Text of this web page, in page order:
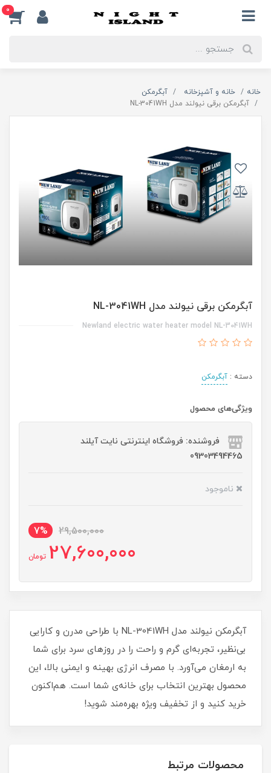
0
خانه خانه و آشپزخانه
آبگرمکن
آبگرمکن برقی نیولند مدل NL-3041WH
آبگرمکن برقی نیولند مدل NL-3041WH
Newland electric water heater model NL-3041WH
دسته : آبگرمکن
ویژگی‌های محصول
فروشنده: فروشگاه اینترنتی نایت آیلند
09303494465
ناموجود
29,500,000
7%
27,600,000 تومان
آبگرمکن نیولند مدل NL-3041WH با طراحی مدرن و کارایی
بی‌نظیر، تجربه‌ای گرم و راحت را در روزهای سرد برای شما
به ارمغان می‌آورد. با مصرف انرژی بهینه و ایمنی بالا، این
محصول بهترین انتخاب برای خانه‌ی شما است. هم‌اکنون
خرید کنید و از تخفیف ویژه بهره‌مند شوید!
محصولات مرتبط